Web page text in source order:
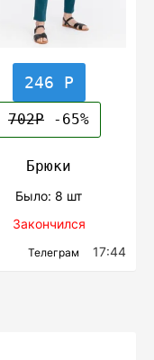
246 Р
702Р -65%
Брюки
Было: 8 шт
Закончился
Телеграм 17:44